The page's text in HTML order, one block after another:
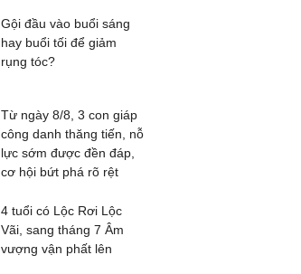
Gội đầu vào buổi sáng
hay buổi tối để giảm
rụng tóc?
Từ ngày 8/8, 3 con giáp
công danh thăng tiến, nỗ
lực sớm được đền đáp,
cơ hội bứt phá rõ rệt
4 tuổi có Lộc Rơi Lộc
Vãi, sang tháng 7 Âm
vượng vận phất lên